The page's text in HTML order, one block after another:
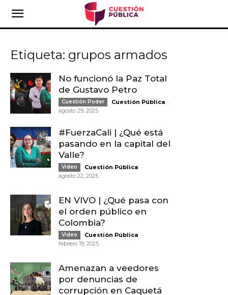
Etiqueta: grupos armados
No funcionó la Paz Total
de Gustavo Petro
Cuestión Poder Cuestión Pública -
agosto 29, 2025
#FuerzaCali | ¿Qué está
pasando en la capital del
Valle?
Video Cuestión Pública -
agosto 22, 2025
EN VIVO | ¿Qué pasa con
el orden público en
Colombia?
Video Cuestión Pública -
febrero 19, 2025
Amenazan a veedores
por denuncias de
corrupción en Caquetá